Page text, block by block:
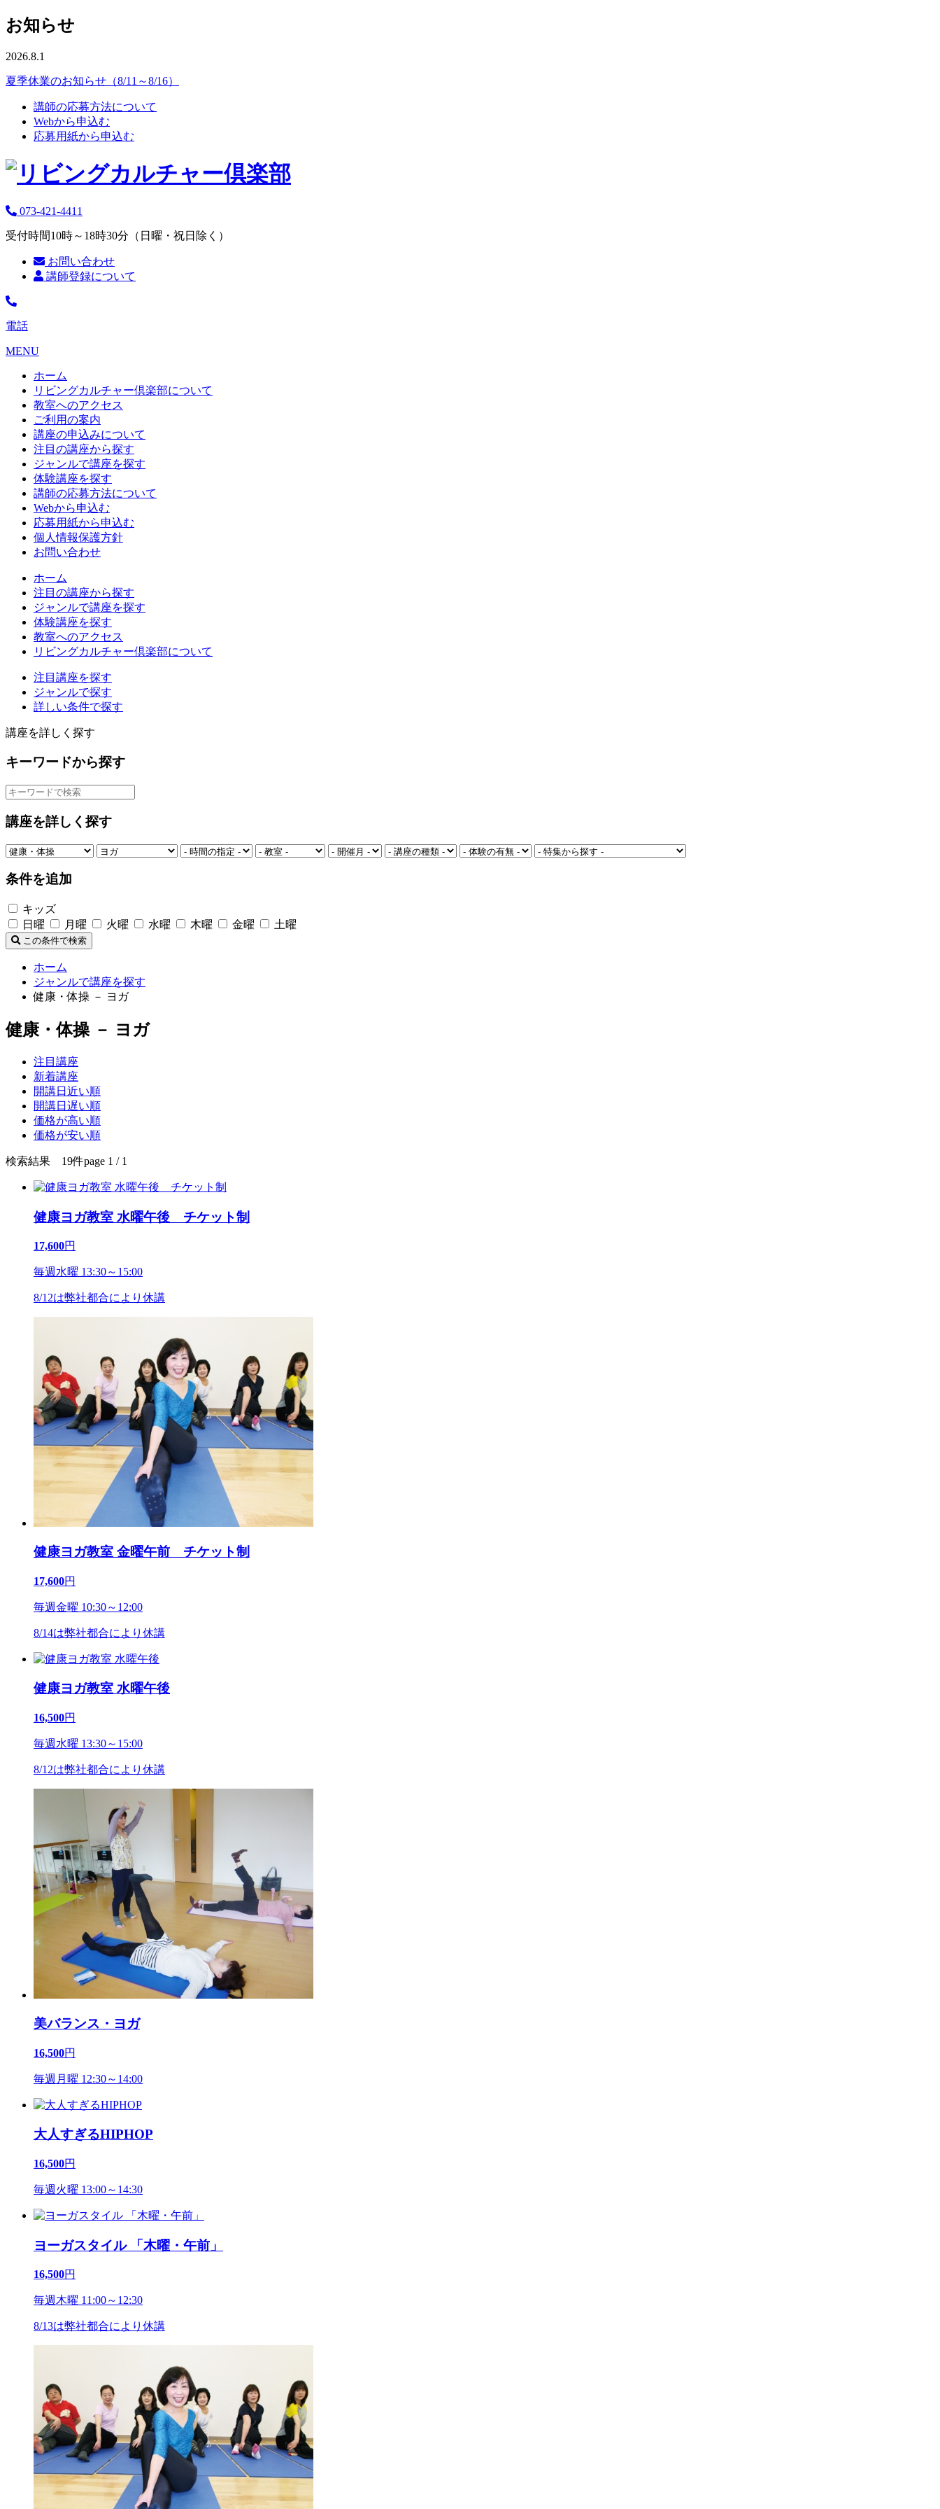
お知らせ
2026.8.1
夏季休業のお知らせ（8/11～8/16）
講師の応募方法について
Webから申込む
応募用紙から申込む
073-421-4411
受付時間10時～18時30分（日曜・祝日除く）
お問い合わせ
講師登録について
電話
MENU
ホーム
リビングカルチャー倶楽部について
教室へのアクセス
ご利用の案内
講座の申込みについて
注目の講座から探す
ジャンルで講座を探す
体験講座を探す
講師の応募方法について
Webから申込む
応募用紙から申込む
個人情報保護方針
お問い合わせ
ホーム
注目の講座から探す
ジャンルで講座を探す
体験講座を探す
教室へのアクセス
リビングカルチャー倶楽部について
注目講座を探す
ジャンルで探す
詳しい条件で探す
講座を詳しく探す
キーワードから探す
講座を詳しく探す
条件を追加
キッズ
日曜
月曜 火曜 水曜 木曜 金曜 土曜
この条件で検索
ホーム
ジャンルで講座を探す
健康・体操 － ヨガ
健康・体操 － ヨガ
注目講座
新着講座
開講日近い順
開講日遅い順
価格が高い順
価格が安い順
検索結果 19件page 1 / 1
健康ヨガ教室 水曜午後 チケット制
17,600円
毎週水曜 13:30～15:00
8/12は弊社都合により休講
健康ヨガ教室 金曜午前 チケット制
17,600円
毎週金曜 10:30～12:00
8/14は弊社都合により休講
健康ヨガ教室 水曜午後
16,500円
毎週水曜 13:30～15:00
8/12は弊社都合により休講
美バランス・ヨガ
16,500円
毎週月曜 12:30～14:00
大人すぎるHIPHOP
16,500円
毎週火曜 13:00～14:30
ヨーガスタイル 「木曜・午前」
16,500円
毎週木曜 11:00～12:30
8/13は弊社都合により休講